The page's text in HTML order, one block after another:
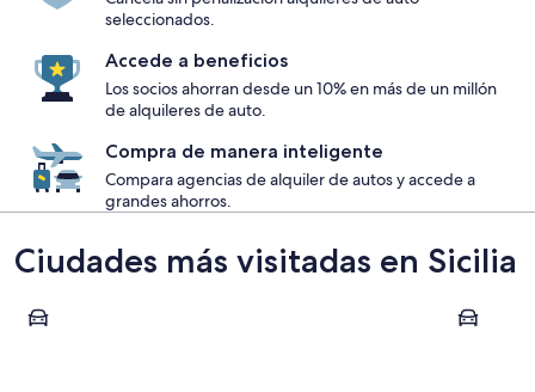
seleccionados.
Accede a beneficios
Los socios ahorran desde un 10% en más de un millón
de alquileres de auto.
Compra de manera inteligente
Compara agencias de alquiler de autos y accede a
grandes ahorros.
Ciudades más visitadas en Sicilia
Taormina Catania